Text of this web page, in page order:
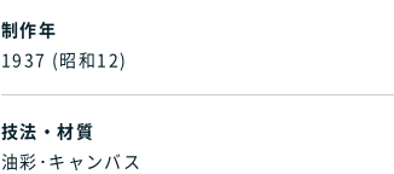
制作年
1937 (昭和12)
技法・材質
油彩･キャンバス